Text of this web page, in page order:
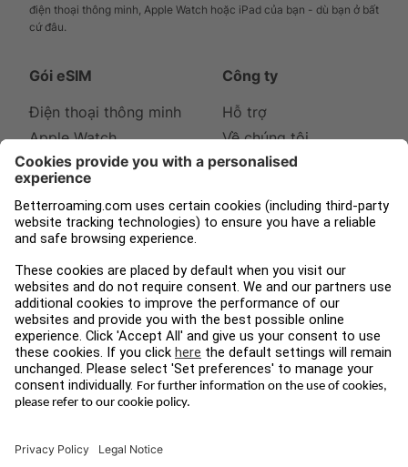
điện thoại thông minh, Apple Watch hoặc iPad của bạn - dù bạn ở bất
cứ đâu.
Gói eSIM
Điện thoại thông minh
Apple Watch
iPad
Tampnet
Công ty
Hỗ trợ
Về chúng tôi
Báo chí
Điều Khoản và Điều
Kiện
Quyền Riêng Tư Dữ
Liệu
Imprint
Instagram
Facebook
LinkedIn